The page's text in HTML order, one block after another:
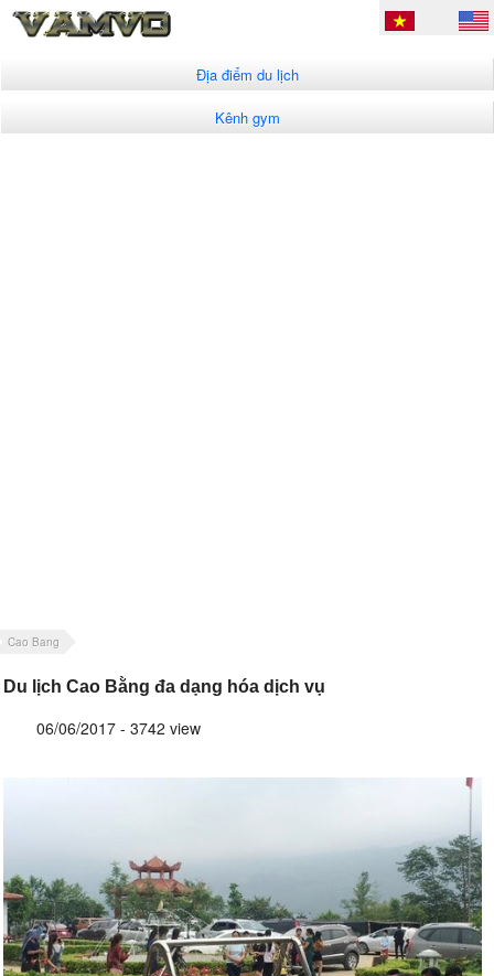
Địa điểm du lịch
Kênh gym
Cao Bang
Du lịch Cao Bằng đa dạng hóa dịch vụ
06/06/2017 - 3742 view